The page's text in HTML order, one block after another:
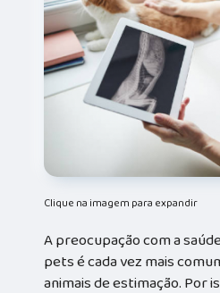
Clique na imagem para expandir
A preocupação com a
pets é cada vez mais
animais de estimação. Por